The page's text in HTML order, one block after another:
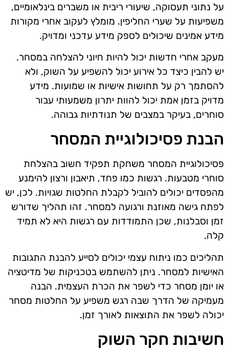
על נתוני תעסוקה, שיעורי ריבית או משברים בינלאומיים,
משפיעות על שערי החליפין. מומלץ לעקוב אחרי מקורות
מידע אמינים שיכולים לספק מידע עדכני ומדויק.
מעקב אחרי חדשות יכול להיות חיוני להצלחה במסחר.
יש להבין כיצד כל אירוע יכול להשפיע על השוק, ולא
להסתמך רק על תחושות אישיות או שמועות. מידע
מדויק בזמן אמת יכול להוות יתרון משמעותי עבור
סוחרים, בעיקר במצבים של תנודתיות גבוהה.
הבנת פסיכולוגיית המסחר
פסיכולוגיית המסחר משחקת תפקיד חשוב בהצלחת
סוחרי מטבעות. רגשות כמו פחד, תיאבון ורצון להימנע
מהפסדים יכולים להוביל לקבלת החלטות שגויות. לכן, יש
לפתח גישה מאוזנת ורגועה למסחר. זהו תהליך שדורש
זמן וסבלנות, שכן התמודדות עם רגשות היא לא תמיד
קלה.
תהליכים כמו ניתוח עצמי יכולים לסייע להבנת התגובות
האישיות למסחר. ניתן להשתמש בטכניקות של מדיטציה
או יומן מסחר כדי לשפר את הכרת העצמית. הבנה
מעמיקה של הדרך שבה רגש משפיע על החלטות מסחר
יכולה לשפר את התוצאות לאורך זמן.
חשיבות חקר השוק